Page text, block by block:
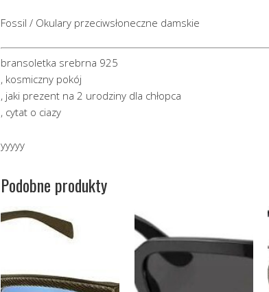
Fossil / Okulary przeciwsłoneczne damskie
bransoletka srebrna 925
, kosmiczny pokój
, jaki prezent na 2 urodziny dla chłopca
, cytat o ciazy
yyyyy
Podobne produkty